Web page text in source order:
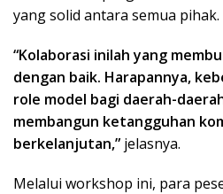
yang solid antara semua pihak.
“Kolaborasi inilah yang
dengan baik. Harapannya,
role model bagi daerah-
membangun ketangguhan
berkelanjutan,” jelasnya.
Melalui workshop ini, para